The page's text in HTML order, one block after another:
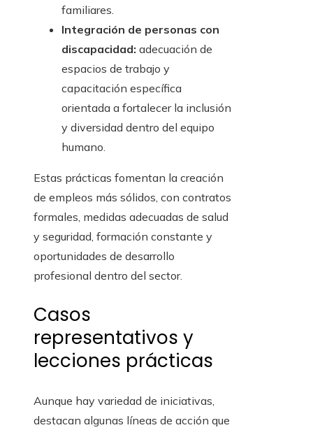
familiares.
Integración de personas con
discapacidad: adecuación de
espacios de trabajo y
capacitación específica
orientada a fortalecer la inclusión
y diversidad dentro del equipo
humano.
Estas prácticas fomentan la creación
de empleos más sólidos, con contratos
formales, medidas adecuadas de salud
y seguridad, formación constante y
oportunidades de desarrollo
profesional dentro del sector.
Casos
representativos y
lecciones prácticas
Aunque hay variedad de iniciativas,
destacan algunas líneas de acción que